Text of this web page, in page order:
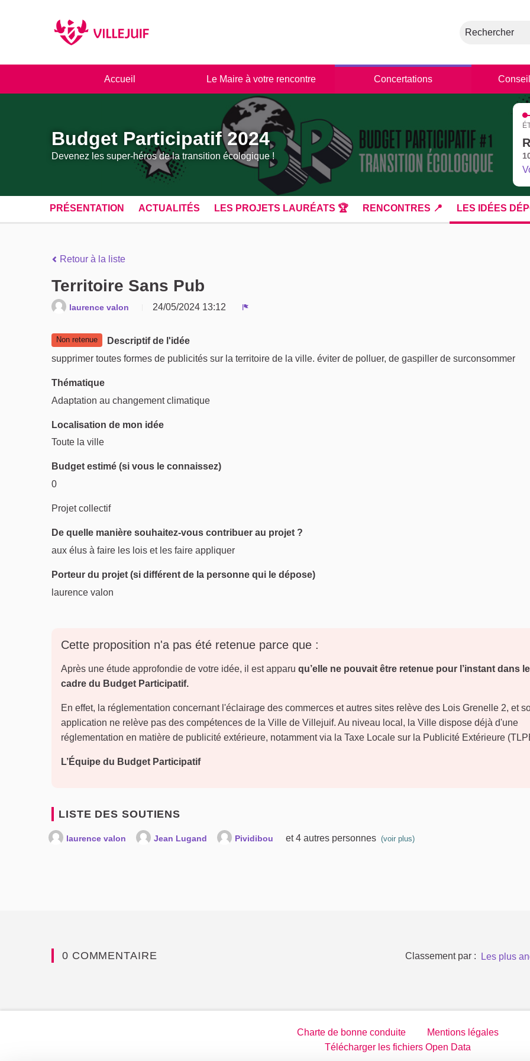
Rechercher
Accueil Le Maire à votre rencontre Concertations
Budget Participatif 2024
Devenez les super-héros de la transition écologique !
PRÉSENTATION ACTUALITÉS LES PROJETS LAURÉATS 🏆 RENCONTRES 📍 LES IDÉES
Retour à la liste
Territoire Sans Pub
laurence valon
24/05/2024 13:12
Non retenue
Descriptif de l'idée
supprimer toutes formes de publicités sur la territoire de la ville. éviter de polluer, de gaspiller de surconsommer
Thématique
Adaptation au changement climatique
Localisation de mon idée
Toute la ville
Budget estimé (si vous le connaissez)
0
Projet collectif
De quelle manière souhaitez-vous contribuer au projet ?
aux élus à faire les lois et les faire appliquer
Porteur du projet (si différent de la personne qui le dépose)
laurence valon
Cette proposition n'a pas été retenue parce que :
Après une étude approfondie de votre idée, il est apparu qu’elle ne pouvait être retenue pour l’instant dans le
cadre du Budget Participatif.
En effet, la réglementation concernant l'éclairage des commerces et autres sites relève des Lois Grenelle 2, et
application ne relève pas des compétences de la Ville de Villejuif. Au niveau local, la Ville dispose déjà d'une
réglementation en matière de publicité extérieure, notamment via la Taxe Locale sur la Publicité Extérieure
L’Équipe du Budget Participatif
LISTE DES SOUTIENS
laurence valon Jean Lugand Pividibou et 4 autres personnes (voir plus)
0 COMMENTAIRE Classement par : Les plus
Charte de bonne conduite
Mentions légales
Télécharger les fichiers Open Data